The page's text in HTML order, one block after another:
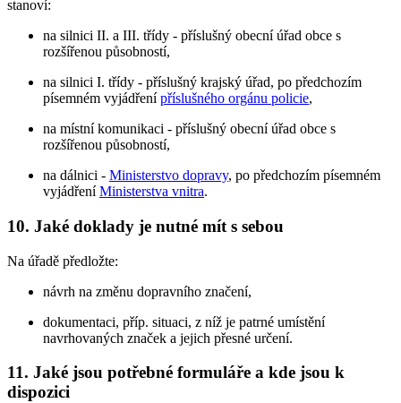
stanoví:
na silnici II. a III. třídy - příslušný obecní úřad obce s
rozšířenou působností,
na silnici I. třídy - příslušný krajský úřad, po předchozím
písemném vyjádřenípříslušného orgánu policie,
na místní komunikaci - příslušný obecní úřad obce s
rozšířenou působností,
na dálnici - Ministerstvo dopravy, po předchozím písemném
vyjádřeníMinisterstva vnitra.
10. Jaké doklady je nutné mít s sebou
Na úřadě předložte:
návrh na změnu dopravního značení,
dokumentaci, příp. situaci, z níž je patrné umístění
navrhovaných značek a jejich přesné určení.
11. Jaké jsou potřebné formuláře a kde jsou k
dispozici